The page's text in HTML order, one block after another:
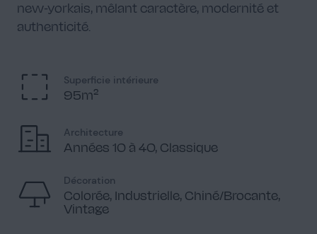
Bureau
Disponible sous condition
new-yorkais, mêlant caractère, modernité et
authenticité.
Superficie intérieure
95m²
Architecture
Années 10 à 40, Classique
Décoration
Colorée, Industrielle, Chiné/Brocante,
Vintage